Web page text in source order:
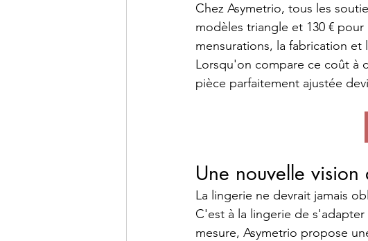
Chez Asymetrio, tous les
modèles triangle et 130 €
mensurations, la fabrication
Lorsqu'on compare ce coût à
pièce parfaitement ajustée
Une nouvelle
La lingerie ne devrait jamais
C'est à la lingerie de
mesure, Asymetrio propose